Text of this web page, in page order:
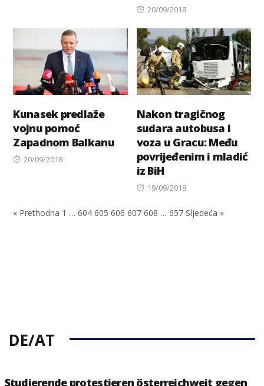
Posted
20/09/2018
Kunasek predlaže
vojnu pomoć
Zapadnom Balkanu
Posted
20/09/2018
Nakon tragičnog
sudara autobusa i
voza u Gracu: Među
povrijeđenim i mladić
iz BiH
Posted
19/09/2018
« Prethodna 1 … 604 605 606 607 608 … 657 Sljedeća »
DE/AT
Studierende protestieren österreichweit gegen